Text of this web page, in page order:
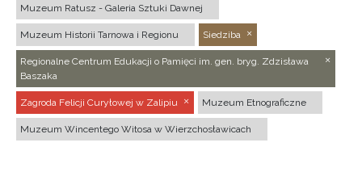
Muzeum Ratusz - Galeria Sztuki Dawnej
Muzeum Historii Tarnowa i Regionu Siedziba
Regionalne Centrum Edukacji o Pamięci im. gen. bryg. Zdzisława
Baszaka
Zagroda Felicji Curyłowej w Zalipiu Muzeum Etnograficzne
Muzeum Wincentego Witosa w Wierzchosławicach